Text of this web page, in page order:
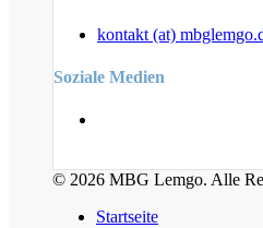
kontakt (at)
Soziale Medien
© 2026 MBG Lemgo. Alle
Startseite